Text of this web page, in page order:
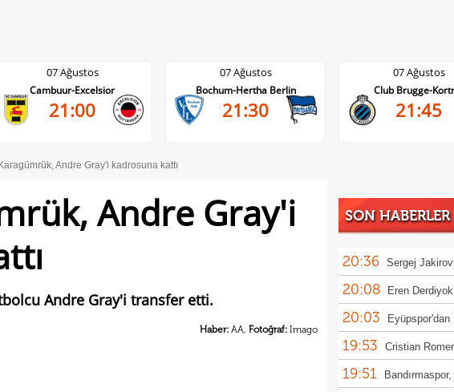
07 Ağustos
Cambuur-Excelsior
21:00
07 Ağustos
Bochum-Hertha Berlin
21:30
07 Ağustos
Club Brugge-
21:45
Andre Gray'i kadrosuna kattı
Andre Gray'i
Andre Gray'i transfer etti.
Haber: AA, Fotoğraf: Imago
SON HABERLER
20:36 Sergej
Ilıcalı ve Türkiye
20:08 Eren
20:03 Eyüpspor'dan
19:53 Cristian
Inter, Atletico Madrid ve
19:51